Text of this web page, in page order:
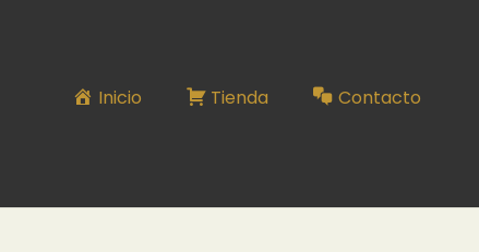
Inicio Tienda Contacto
JABON